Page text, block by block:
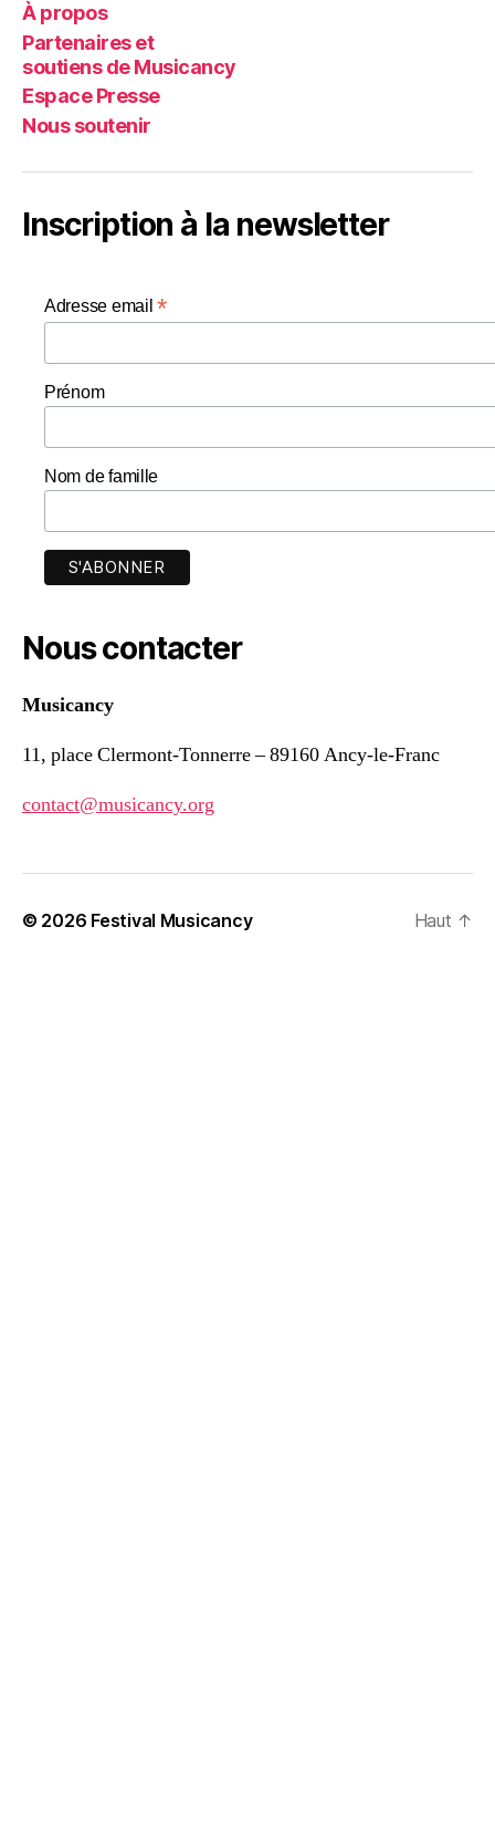
À propos
Partenaires et
soutiens de Musicancy
Espace Presse
Nous soutenir
Inscription à la newsletter
Adresse email*
Prénom
Nom de famille
Nous contacter
Musicancy
11, place Clermont-Tonnerre – 89160 Ancy-le-Franc
contact@musicancy.org
© 2026 Festival Musicancy Haut ↑